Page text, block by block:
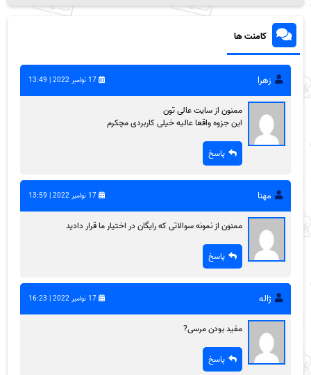
کامنت ها
زهرا 17 نوامبر 2022 | 13:49
ممنون از سایت عالی تون
این جزوه واقعا عالیه خیلی کاربردی مچکرم
پاسخ
مهنا 17 نوامبر 2022 | 13:59
ممنون از نمونه سوالاتی که رایگان در اختیار ما قرار دادید
پاسخ
ژاله 17 نوامبر 2022 | 16:23
مفید بودن مرسی?
پاسخ